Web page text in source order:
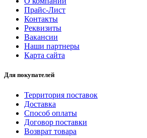
Прайс-Лист
Контакты
Реквизиты
Вакансии
Наши партнеры
Карта сайта
Для покупателей
Территория поставок
Доставка
Способ оплаты
Договор поставки
Возврат товара